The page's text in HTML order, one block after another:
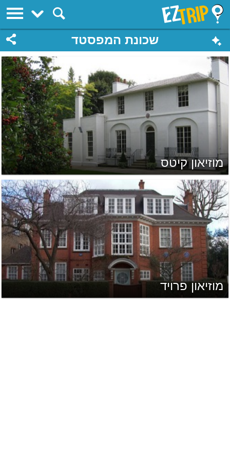
EZTrip
שכונת המפסטד
מוזיאון קיטס
מוזיאון פרויד